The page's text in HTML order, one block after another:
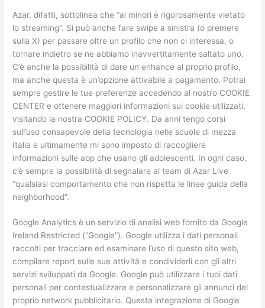
Azar, difatti, sottolinea che “ai minori è rigorosamente vietato
lo streaming”. Si può anche fare swipe a sinistra (o premere
sulla X) per passare oltre un profilo che non ci interessa, o
tornare indietro se ne abbiamo inavvertitamente saltato uno.
C’è anche la possibilità di dare un enhance al proprio profilo,
ma anche questa è un’opzione attivabile a pagamento. Potrai
sempre gestire le tue preferenze accedendo al nostro COOKIE
CENTER e ottenere maggiori informazioni sui cookie utilizzati,
visitando la nostra COOKIE POLICY. Da anni tengo corsi
sull’uso consapevole della tecnologia nelle scuole di mezza
Italia e ultimamente mi sono imposto di raccogliere
informazioni sulle app che usano gli adolescenti. In ogni caso,
c’è sempre la possibilità di segnalare al team di Azar Live
“qualsiasi comportamento che non rispetta le linee guida della
neighborhood”.
Google Analytics è un servizio di analisi web fornito da Google
Ireland Restricted (“Google”). Google utilizza i dati personali
raccolti per tracciare ed esaminare l’uso di questo sito web,
compilare report sulle sue attività e condividerli con gli altri
servizi sviluppati da Google. Google può utilizzare i tuoi dati
personali per contestualizzare e personalizzare gli annunci del
proprio network pubblicitario. Questa integrazione di Google